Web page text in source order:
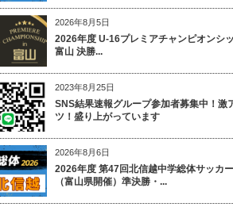
2026年8月5日
2026年度 U-16プレミアチャンピオンシ
富山 決勝...
2023年8月25日
SNS結果速報グループ参加者募集中！激
ツ！盛り上がっています
2026年8月6日
2026年度 第47回北信越中学総体サッカ
（富山県開催）準決勝・...